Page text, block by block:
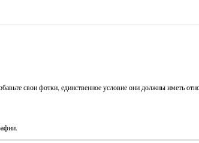
свои фотки, единственное условие они должны иметь